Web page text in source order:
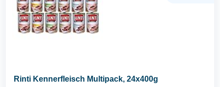
Rinti Kennerfleisch Multipack, 24x400g